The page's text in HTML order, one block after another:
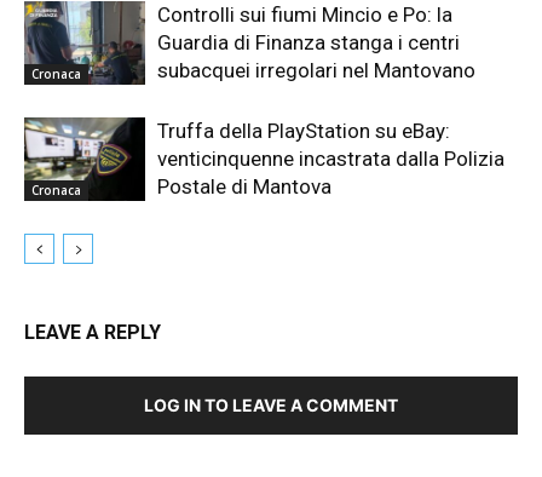
Cronaca
Controlli sui fiumi Mincio e Po: la
Guardia di Finanza stanga i centri
subacquei irregolari nel Mantovano
Cronaca
Truffa della PlayStation su eBay:
venticinquenne incastrata dalla Polizia
Postale di Mantova
LEAVE A REPLY
LOG IN TO LEAVE A COMMENT